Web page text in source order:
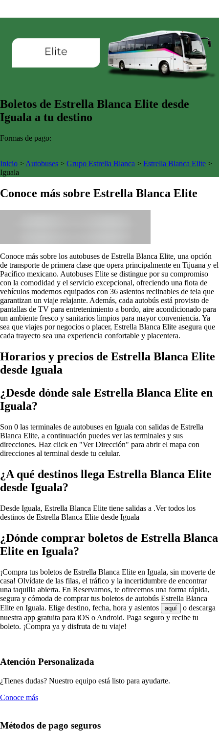
Boletos de Estrella Blanca Elite desde
Iguala a tu destino
Formas de pago:
Inicio > Autobuses > Grupo Estrella Blanca > Estrella Blanca Elite >
Iguala
Conoce más sobre Estrella Blanca Elite
Conoce más sobre los autobuses de Estrella Blanca Elite, una opción
de transporte de primera clase que opera principalmente en Tijuana y el
Pacífico mexicano. Autobuses Elite se distingue por su compromiso
con la comodidad y el servicio excepcional, ofreciendo una flota de
vehículos modernos equipados con 36 asientos reclinables de tela que
garantizan un viaje relajante. Además, cada autobús está provisto de
pantallas de TV para entretenimiento a bordo, aire acondicionado para
un ambiente fresco y sanitarios limpios para mayor conveniencia. Ya
sea que viajes por negocios o placer, Estrella Blanca Elite asegura que
cada trayecto sea una experiencia confortable y placentera.
Horarios y precios de Estrella Blanca Elite
desde Iguala
¿Desde dónde sale Estrella Blanca Elite en
Iguala?
Son 0 las terminales de autobuses en Iguala con salidas de Estrella
Blanca Elite, a continuación puedes ver las terminales y sus
direcciones. Haz click en "Ver Dirección" para abrir el mapa con
direcciones al terminal desde tu celular.
¿A qué destinos llega Estrella Blanca Elite
desde Iguala?
Desde Iguala, Estrella Blanca Elite tiene salidas a .Ver todos los
destinos de Estrella Blanca Elite desde Iguala
¿Dónde comprar boletos de Estrella Blanca
Elite en Iguala?
¡Compra tus boletos de Estrella Blanca Elite en Iguala, sin moverte de
casa! Olvídate de las filas, el tráfico y la incertidumbre de encontrar
una taquilla abierta. En Reservamos, te ofrecemos una forma rápida,
segura y cómoda de comprar tus boletos de autobús Estrella Blanca
Elite en Iguala. Elige destino, fecha, hora y asientos
aquí
o descarga
nuestra app gratuita para iOS o Android. Paga seguro y recibe tu
boleto. ¡Compra ya y disfruta de tu viaje!
Atención Personalizada
¿Tienes dudas? Nuestro equipo está listo para ayudarte.
Conoce más
Métodos de pago seguros